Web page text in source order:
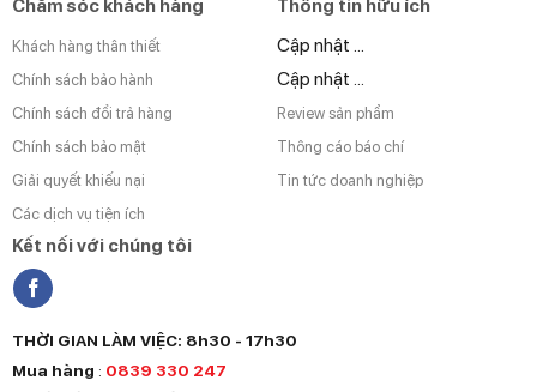
Chăm sóc khách hàng
Khách hàng thân thiết
Chính sách bảo hành
Chính sách đổi trả hàng
Chính sách bảo mật
Giải quyết khiếu nại
Các dịch vụ tiện ích
Thông tin hữu ích
Cập nhật ...
Cập nhật ...
Review sản phẩm
Thông cáo báo chí
Tin tức doanh nghiệp
Kết nối với chúng tôi
THỜI GIAN LÀM VIỆC: 8h30 - 17h30
Mua hàng : 0839 330 247